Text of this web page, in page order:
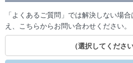
「よくあるご質問」では解決しない場
え、こちらからお問い合わせください。
（選択してください